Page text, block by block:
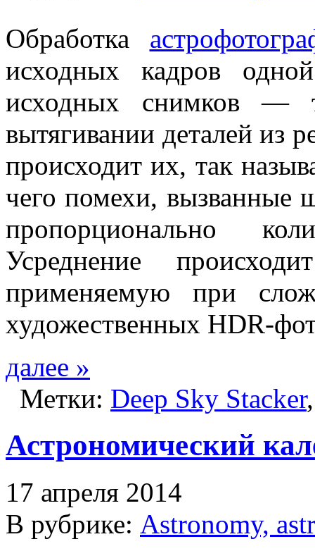
Обработка
исходных кадров
исходных снимков —
вытягивании деталей из
происходит их, так
чего помехи,
пропорционально
Усреднение
применяемую при
художественных HDR-
далее »
Метки: Deep Sky Stacker
Астрономический
17 апреля 2014
В рубрике: Astronomy,